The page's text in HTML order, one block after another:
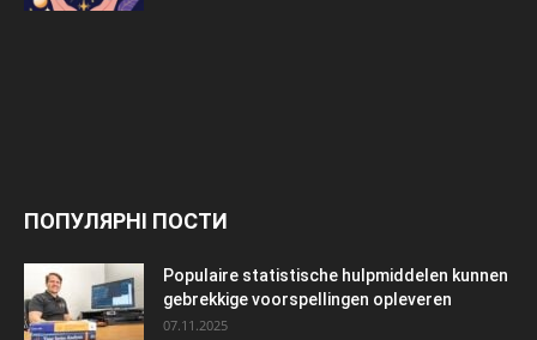
ПОПУЛЯРНІ ПОСТИ
Populaire statistische hulpmiddelen kunnen
gebrekkige voorspellingen opleveren
07.11.2025